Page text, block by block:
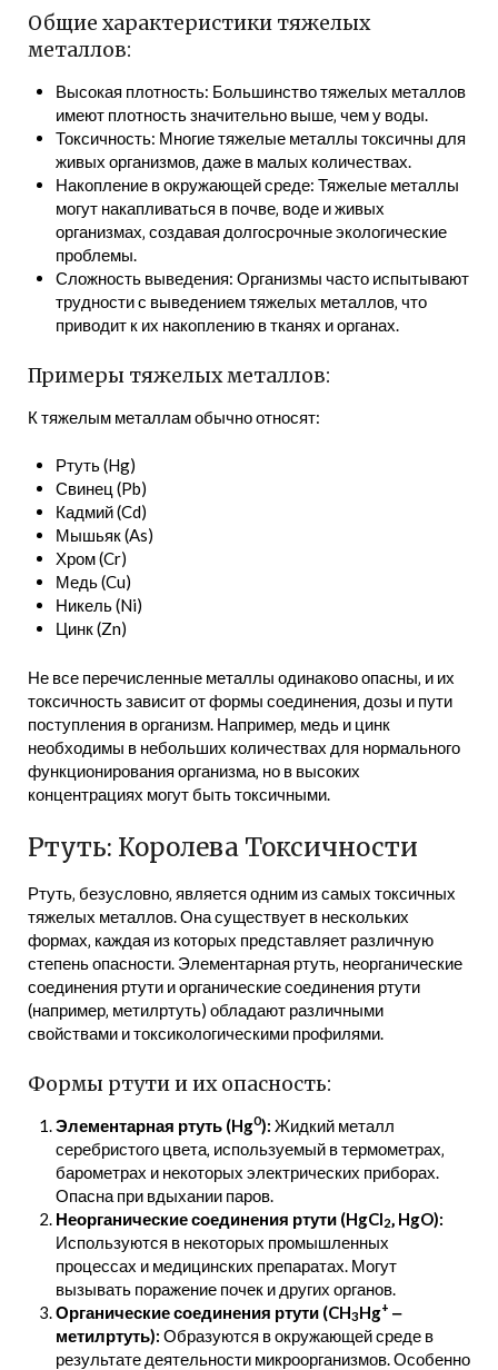
Общие характеристики тяжелых
металлов:
Высокая плотность: Большинство тяжелых металлов
имеют плотность значительно выше‚ чем у воды.
Токсичность: Многие тяжелые металлы токсичны для
живых организмов‚ даже в малых количествах.
Накопление в окружающей среде: Тяжелые металлы
могут накапливаться в почве‚ воде и живых
организмах‚ создавая долгосрочные экологические
проблемы.
Сложность выведения: Организмы часто испытывают
трудности с выведением тяжелых металлов‚ что
приводит к их накоплению в тканях и органах.
Примеры тяжелых металлов:
К тяжелым металлам обычно относят:
Ртуть (Hg)
Свинец (Pb)
Кадмий (Cd)
Мышьяк (As)
Хром (Cr)
Медь (Cu)
Никель (Ni)
Цинк (Zn)
Не все перечисленные металлы одинаково опасны‚ и их
токсичность зависит от формы соединения‚ дозы и пути
поступления в организм. Например‚ медь и цинк
необходимы в небольших количествах для нормального
функционирования организма‚ но в высоких
концентрациях могут быть токсичными.
Ртуть: Королева Токсичности
Ртуть‚ безусловно‚ является одним из самых токсичных
тяжелых металлов. Она существует в нескольких
формах‚ каждая из которых представляет различную
степень опасности. Элементарная ртуть‚ неорганические
соединения ртути и органические соединения ртути
(например‚ метилртуть) обладают различными
свойствами и токсикологическими профилями.
Формы ртути и их опасность:
Элементарная ртуть (Hg0): Жидкий металл
серебристого цвета‚ используемый в термометрах‚
барометрах и некоторых электрических приборах.
Опасна при вдыхании паров.
Неорганические соединения ртути (HgCl2
‚ HgO):
Используются в некоторых промышленных
процессах и медицинских препаратах. Могут
вызывать поражение почек и других органов.
Органические соединения ртути (CH3Hg+ ‒
метилртуть): Образуются в окружающей среде в
результате деятельности микроорганизмов. Особенно